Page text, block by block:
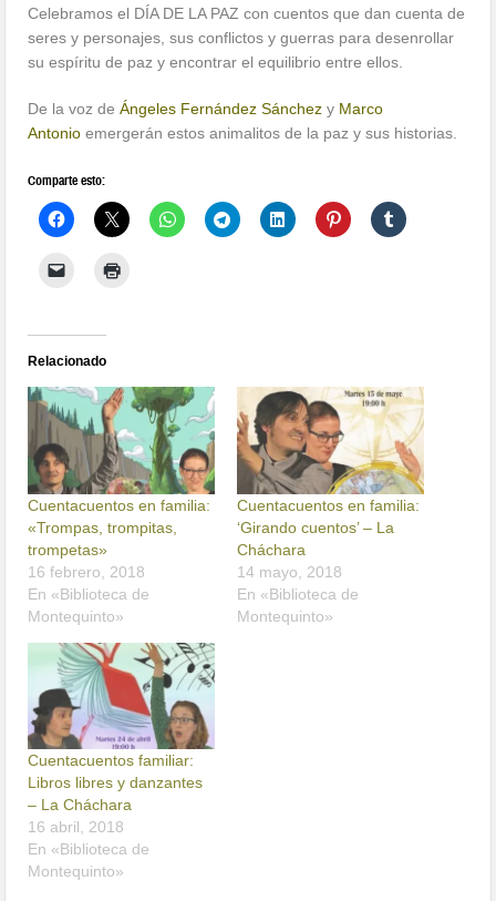
Celebramos el DÍA DE LA PAZ con cuentos que dan cuenta de
seres y personajes, sus conflictos y guerras para desenrollar
su espíritu de paz y encontrar el equilibrio entre ellos.
De la voz deÁngeles Fernández Sánchez y Marco
Antonio emergerán estos animalitos de la paz y sus historias.
Comparte esto:
Relacionado
Cuentacuentos en familia:
«Trompas, trompitas,
trompetas»
16 febrero, 2018
En «Biblioteca de
Montequinto»
Cuentacuentos en familia:
‘Girando cuentos’ – La
Cháchara
14 mayo, 2018
En «Biblioteca de
Montequinto»
Cuentacuentos familiar:
Libros libres y danzantes
– La Cháchara
16 abril, 2018
En «Biblioteca de
Montequinto»